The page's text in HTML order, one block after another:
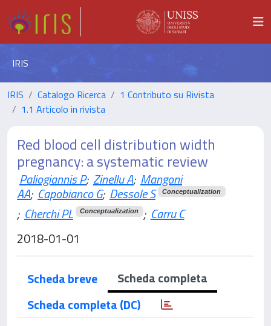
IRIS
IRIS Catalogo Ricerca
1 Contributo su Rivista
1.1 Articolo in rivista
Red blood cell distribution width
pregnancy: a systematic review
Paliogiannis P; Zinellu A; Mangoni
AA; Capobianco G; Dessole S Conceptualization
; Cherchi PL Conceptualization ; Carru C
2018-01-01
Scheda breve
Scheda completa
Scheda completa (DC)